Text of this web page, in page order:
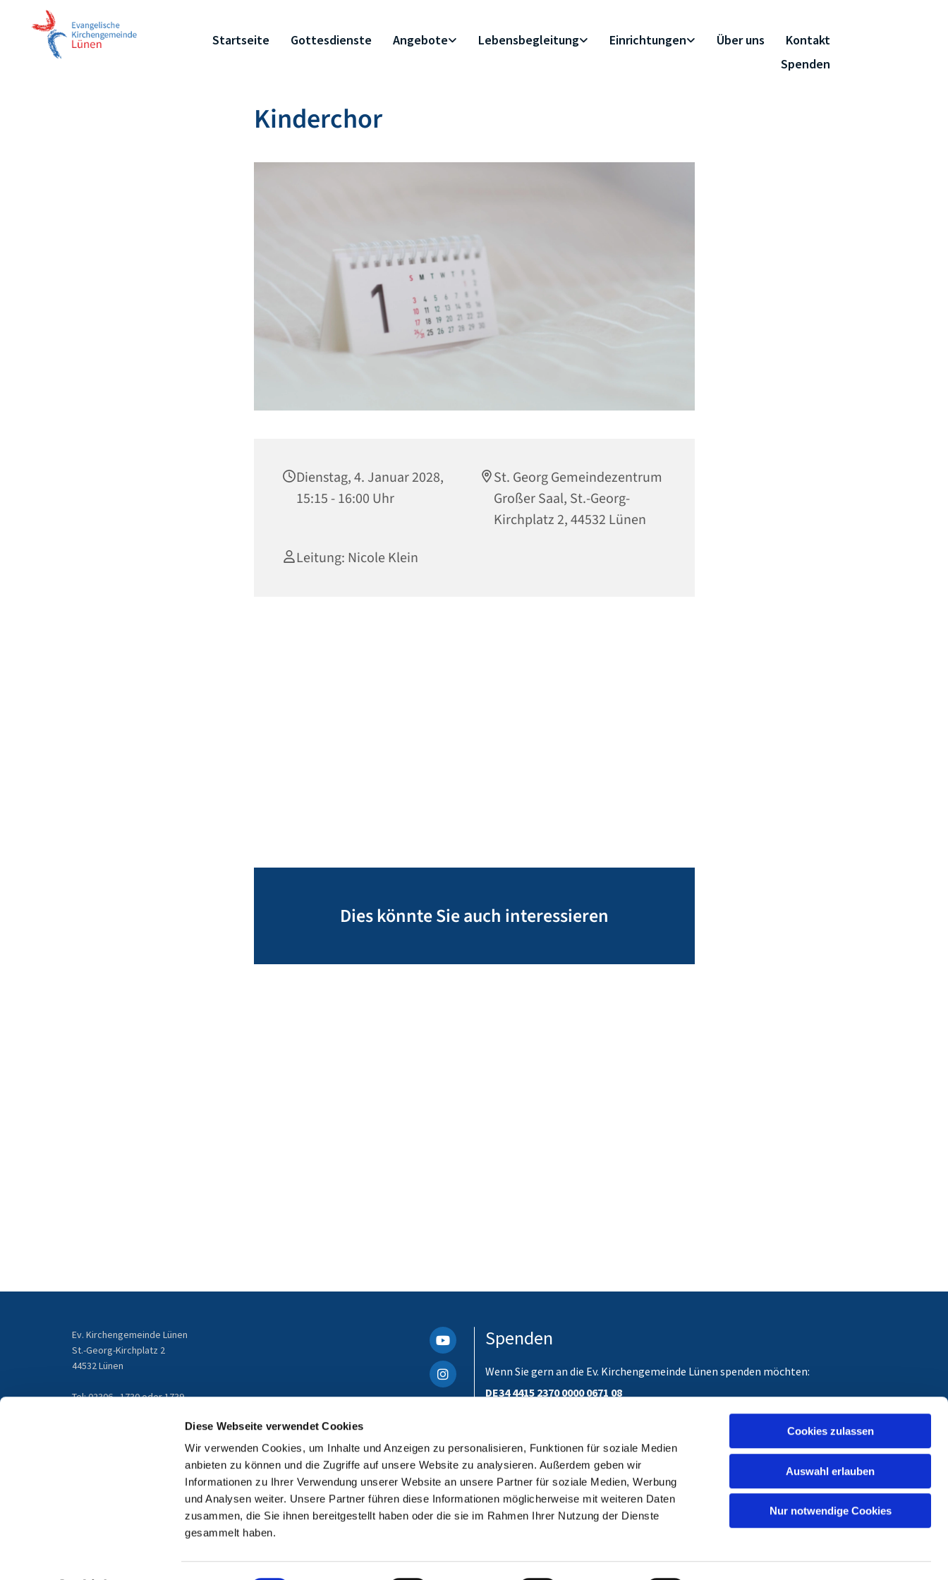
Diese Webseite verwendet Cookies
Wir verwenden Cookies, um Inhalte und Anzeigen zu personalisieren, Funktionen für soziale Medien
anbieten zu können und die Zugriffe auf unsere Website zu analysieren. Außerdem geben wir
Informationen zu Ihrer Verwendung unserer Website an unsere Partner für soziale Medien, Werbung
und Analysen weiter. Unsere Partner führen diese Informationen möglicherweise mit weiteren Daten
zusammen, die Sie ihnen bereitgestellt haben oder die sie im Rahmen Ihrer Nutzung der Dienste
gesammelt haben.
Cookies zulassen
Auswahl erlauben
Nur notwendige Cookies
Startseite Gottesdienste Angebote Lebensbegleitung Einrichtungen Über uns
Kontakt
Spenden
Kinderchor
Dienstag, 4. Januar 2028,
15:15 - 16:00 Uhr
St. Georg Gemeindezentrum
Großer Saal, St.-Georg-
Kirchplatz 2, 44532 Lünen
Leitung: Nicole Klein
Dies könnte Sie auch interessieren
Ev. Kirchengemeinde Lünen
St.-Georg-Kirchplatz 2
44532 Lünen
Tel: 02306 - 1730 oder 1739
Spenden
Wenn Sie gern an die Ev. Kirchengemeinde Lünen spenden möchten:
DE34 4415 2370 0000 0671 08
Bitte unbedingt einen Verwendungszweck angeben, für den Ihre Spende gedacht